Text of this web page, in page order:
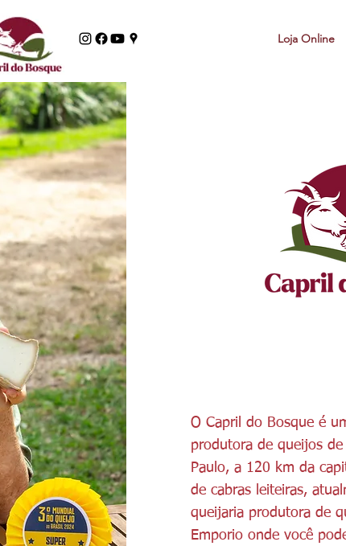
Loja Online
O Capril do Bosque é
produtora de queijos
Paulo, a 120 km da
de cabras leiteiras,
queijaria produtora de
Emporio onde você